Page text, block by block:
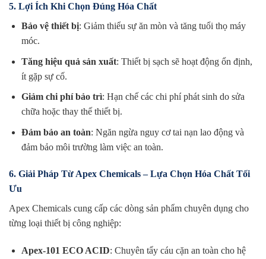
5. Lợi Ích Khi Chọn Đúng Hóa Chất
Bảo vệ thiết bị: Giảm thiểu sự ăn mòn và tăng tuổi thọ máy
móc.
Tăng hiệu quả sản xuất: Thiết bị sạch sẽ hoạt động ổn định,
ít gặp sự cố.
Giảm chi phí bảo trì: Hạn chế các chi phí phát sinh do sửa
chữa hoặc thay thế thiết bị.
Đảm bảo an toàn: Ngăn ngừa nguy cơ tai nạn lao động và
đảm bảo môi trường làm việc an toàn.
6. Giải Pháp Từ Apex Chemicals – Lựa Chọn Hóa Chất Tối
Ưu
Apex Chemicals cung cấp các dòng sản phẩm chuyên dụng cho
từng loại thiết bị công nghiệp:
Apex-101 ECO ACID: Chuyên tẩy cáu cặn an toàn cho hệ